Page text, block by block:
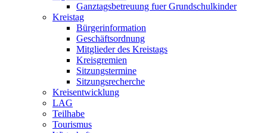
Ganztagsbetreuung fuer Grundschulkinder
Kreistag
Bürgerinformation
Geschäftsordnung
Mitglieder des Kreistags
Kreisgremien
Sitzungstermine
Sitzungsrecherche
Kreisentwicklung
LAG
Teilhabe
Tourismus